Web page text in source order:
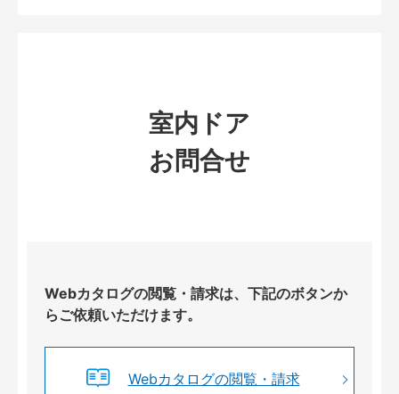
室内ドア
お問合せ
Webカタログの閲覧・請求は、下記のボタンか
らご依頼いただけます。
Webカタログの閲覧・請求